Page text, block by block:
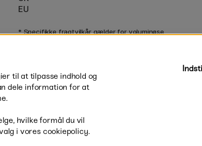
EU
* Specifikke fragtvilkårgælder for voluminøse
til at tilpasse indhold og
dele information for at
hvilke formål du vil
i vores cookiepolicy.